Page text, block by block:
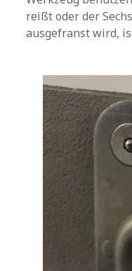
reißt oder der
ausgefranst wird,